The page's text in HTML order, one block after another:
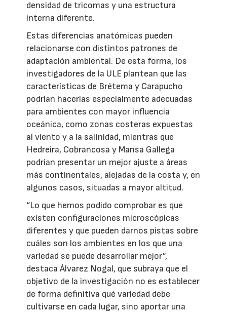
densidad de tricomas y una estructura
interna diferente.
Estas diferencias anatómicas pueden
relacionarse con distintos patrones de
adaptación ambiental. De esta forma, los
investigadores de la ULE plantean que las
características de Brétema y Carapucho
podrían hacerlas especialmente adecuadas
para ambientes con mayor influencia
oceánica, como zonas costeras expuestas
al viento y a la salinidad, mientras que
Hedreira, Cobrancosa y Mansa Gallega
podrían presentar un mejor ajuste a áreas
más continentales, alejadas de la costa y, en
algunos casos, situadas a mayor altitud.
“Lo que hemos podido comprobar es que
existen configuraciones microscópicas
diferentes y que pueden darnos pistas sobre
cuáles son los ambientes en los que una
variedad se puede desarrollar mejor”,
destaca Álvarez Nogal, que subraya que el
objetivo de la investigación no es establecer
de forma definitiva qué variedad debe
cultivarse en cada lugar, sino aportar una